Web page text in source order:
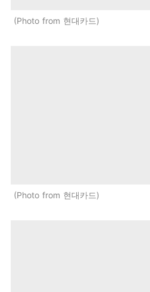
Photo from 현대카드
Photo from 현대카드